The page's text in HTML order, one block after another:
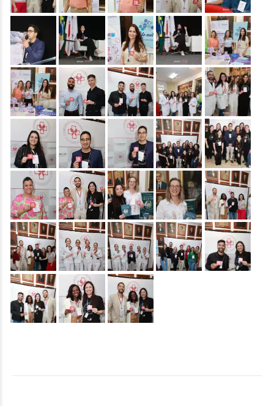
&nbsp; &nbsp; &nbsp; &nbsp; &nbsp;
&nbsp; &nbsp; &nbsp; &nbsp; &nbsp;
&nbsp; &nbsp; &nbsp; &nbsp; &nbsp;
&nbsp; &nbsp; &nbsp; &nbsp; &nbsp;
&nbsp; &nbsp; &nbsp; &nbsp; &nbsp;
&nbsp; &nbsp; &nbsp;